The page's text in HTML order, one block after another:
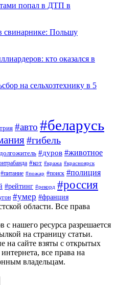
попал в ДТП в
свинарнике: Польшу
кто оказался в
на сельхозтехнику в 5
#авто #беларусь
#гибель
#дуров #животное
#кот #кража #красноярск
#питание #пожар #поиск #полиция
#рейтинг #рекорд #россия
#умер #франция
области. Все права
нашего ресурса разрешается
на страницу статьи.
на сайте взяты с открытых
все права на
владельцам.